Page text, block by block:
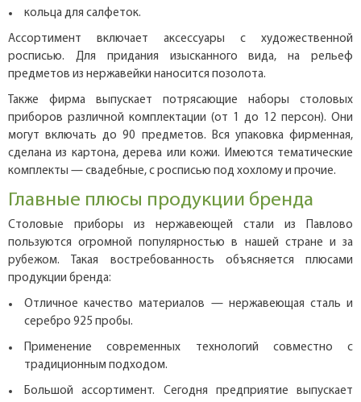
кольца для салфеток.
Ассортимент включает аксессуары с художественной
росписью. Для придания изысканного вида, на рельеф
предметов из нержавейки наносится позолота.
Также фирма выпускает потрясающие наборы столовых
приборов различной комплектации (от 1 до 12 персон). Они
могут включать до 90 предметов. Вся упаковка фирменная,
сделана из картона, дерева или кожи. Имеются тематические
комплекты — свадебные, с росписью под хохлому и прочие.
Главные плюсы продукции бренда
Столовые приборы из нержавеющей стали из Павлово
пользуются огромной популярностью в нашей стране и за
рубежом. Такая востребованность объясняется плюсами
продукции бренда:
Отличное качество материалов — нержавеющая сталь и
серебро 925 пробы.
Применение современных технологий совместно с
традиционным подходом.
Большой ассортимент. Сегодня предприятие выпускает